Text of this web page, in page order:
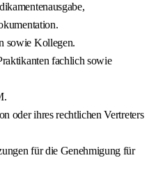
sowie Kollegen.
fachlich sowie
oder ihres rechtlichen Vertreters
für die Genehmigung für